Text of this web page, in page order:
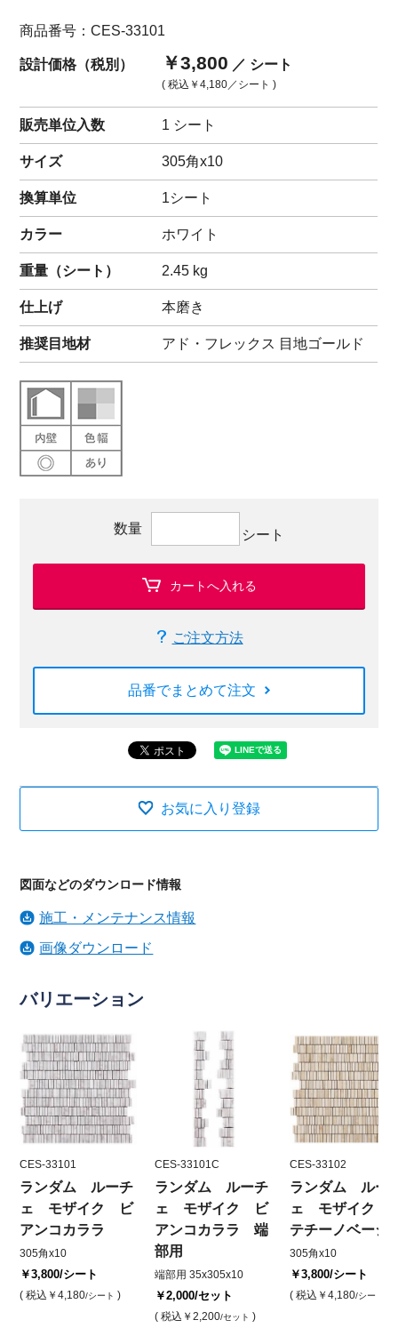
商品番号：CES-33101
設計価格（税別） ￥3,800 ／ シート
( 税込 ￥4,180／シート )
販売単位入数 1 シート
サイズ 305角x10
換算単位 1シート
カラー ホワイト
重量（シート ） 2.45 kg
仕上げ 本磨き
推奨目地材 アド・フレックス 目地ゴールド
数量 シート
カートへ入れる
ご注文方法
品番でまとめて注文
お気に入り登録
図面などのダウンロード情報
施工・メンテナンス情報
画像ダウンロード
バリエーション
CES-33101
ランダム ルーチ
ェ モザイク ビ
アンコカララ
305角x10
￥3,800/シート
( 税込 ￥4,180/シート )
CES-33101C
ランダム ルーチ
ェ モザイク ビ
アンコカララ 端
部用
端部用 35x305x10
￥2,000/セット
( 税込 ￥2,200/セット )
CES-33102
ランダム ルー
ェ モザイク
テチーノベージ
305角x10
￥3,800/シート
( 税込 ￥4,180/シート